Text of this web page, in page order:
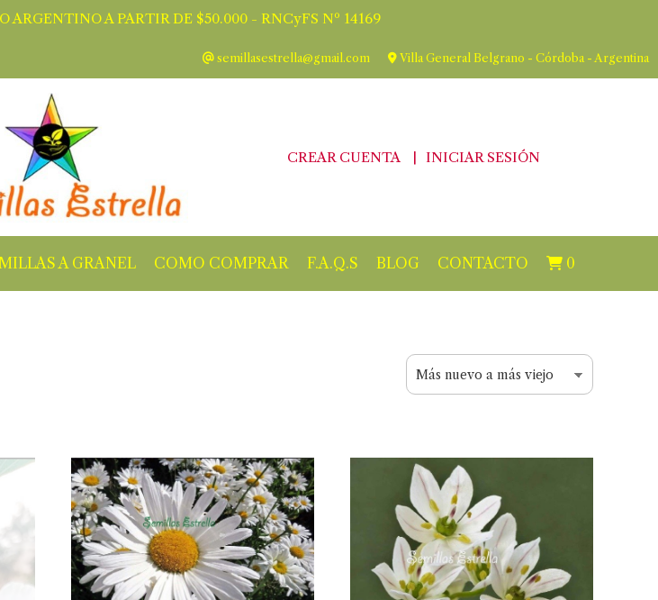
ARGENTINO A PARTIR DE $50.000 - RNCyFS Nº 14169
semillasestrella@gmail.com Villa General Belgrano - Córdoba - Argentina
CREAR CUENTA INICIAR SESIÓN
A GRANEL COMO COMPRAR F.A.Q.S BLOG CONTACTO 0